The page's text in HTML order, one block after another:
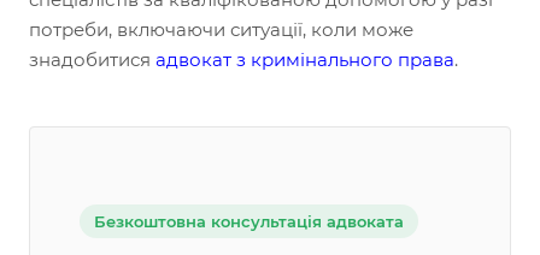
потреби, включаючи ситуації, коли може
знадобитися адвокат з кримінального права.
Безкоштовна консультація адвоката